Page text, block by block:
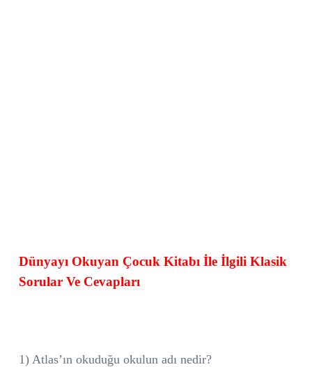
Dünyayı Okuyan Çocuk Kitabı İle İlgili Klasik
Sorular Ve Cevapları
1) Atlas’ın okuduğu okulun adı nedir?